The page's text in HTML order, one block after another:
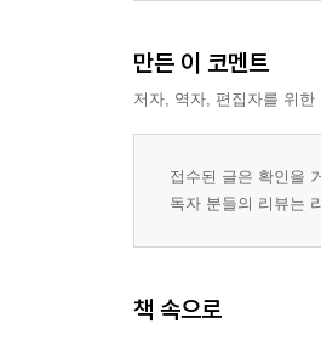
이타카 _네가 걸어온
만든 이 코멘트
저자, 역자, 편집자를 위
접수된 글은 확인을
독자 분들의 리뷰는
책 속으로